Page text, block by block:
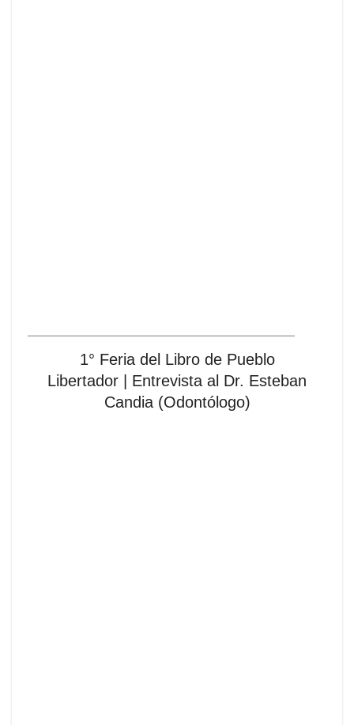
1° Feria del Libro de Pueblo
Libertador | Entrevista al Dr. Esteban
Candia (Odontólogo)